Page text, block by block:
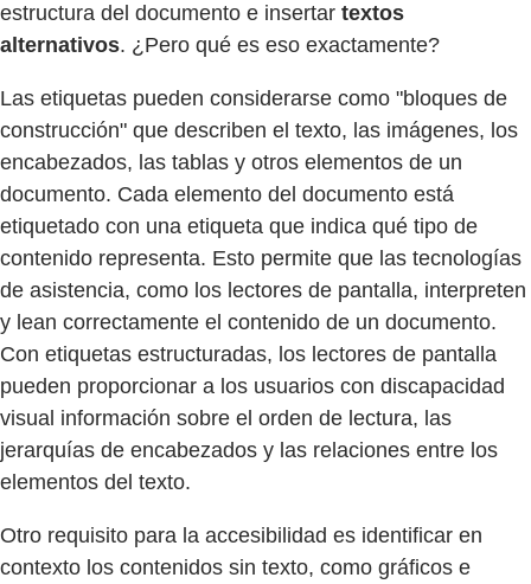
estructura del documento e insertar textos
alternativos. ¿Pero qué es eso exactamente?
Las etiquetas pueden considerarse como "bloques de
construcción" que describen el texto, las imágenes, los
encabezados, las tablas y otros elementos de un
documento. Cada elemento del documento está
etiquetado con una etiqueta que indica qué tipo de
contenido representa. Esto permite que las tecnologías
de asistencia, como los lectores de pantalla, interpreten
y lean correctamente el contenido de un documento.
Con etiquetas estructuradas, los lectores de pantalla
pueden proporcionar a los usuarios con discapacidad
visual información sobre el orden de lectura, las
jerarquías de encabezados y las relaciones entre los
elementos del texto.
Otro requisito para la accesibilidad es identificar en
contexto los contenidos sin texto, como gráficos e